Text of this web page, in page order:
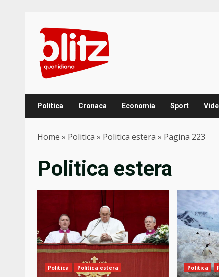
content
Politica Cronaca Economia Sport
Home » Politica » Politica estera » Pagina 223
Politica estera
Politica Politica estera Politica